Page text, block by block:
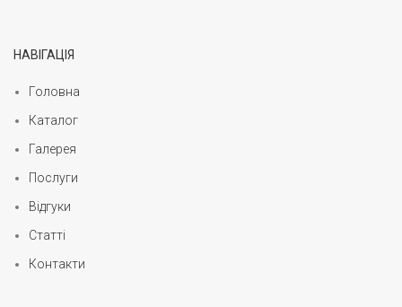
НАВІГАЦІЯ
Головна
Каталог
Галерея
Послуги
Відгуки
Статті
Контакти